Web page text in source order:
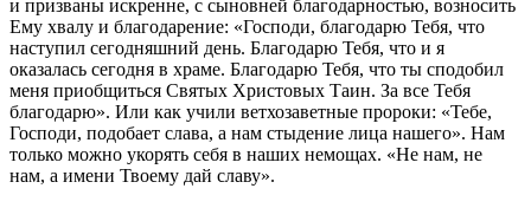
и призваны искренне, с сыновней благодарностью, возносить
Ему хвалу и благодарение: «Господи, благодарю Тебя, что
наступил сегодняшний день. Благодарю Тебя, что и я
оказалась сегодня в храме. Благодарю Тебя, что ты сподобил
меня приобщиться Святых Христовых Таин. За все Тебя
благодарю». Или как учили ветхозаветные пророки: «Тебе,
Господи, подобает слава, а нам стыдение лица нашего». Нам
только можно укорять себя в наших немощах. «Не нам, не
нам, а имени Твоему дай славу».